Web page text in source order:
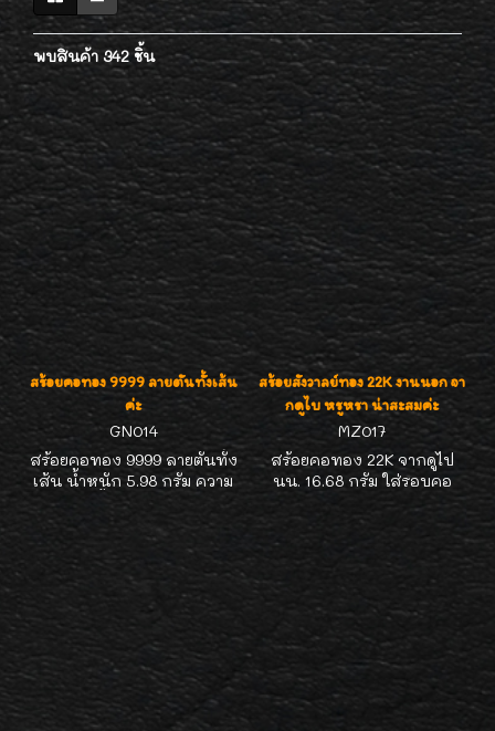
พบสินค้า 342 ชิ้น
สร้อยคอทอง 9999 ลายตันทั้งเส้น
ค่ะ
GN014
สร้อยคอทอง 9999 ลายตันทั้ง
เส้น น้ำหนัก 5.98 กรัม ความ
ยาว 17 นิ้ว ค่ะ สินค้าราคา
สร้อยสังวาลย์ทอง 22K งานนอก จา
กดูไบ หรูหรา น่าสะสมค่ะ
MZ017
สร้อยคอทอง 22K จากดูไป
นน. 16.68 กรัม ใส่รอบคอ
หรูหรา น่าสะสมมากๆค่ะ